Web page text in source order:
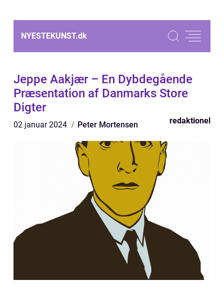
NYESTEKUNST.dk
Jeppe Aakjær – En Dybdegående
Præsentation af Danmarks Store
Digter
02 januar 2024 Peter Mortensen redaktionel